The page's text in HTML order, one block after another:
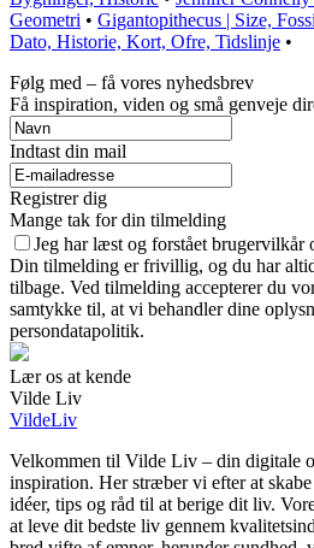
Geometri • Gigantopithecus | Size,
Dato, Historie, Kort, Ofre, Tidslinje •
Følg med – få vores nyhedsbrev
Få inspiration, viden og små genveje
Indtast din mail
Registrer dig
Mange tak for din tilmelding
Jeg har læst og forstået
Din tilmelding er frivillig, og du har
tilbage. Ved tilmelding accepterer du
samtykke til, at vi behandler dine
persondatapolitik.
Lær os at kende
Vilde Liv
VildeLiv
Velkommen til Vilde Liv – din digitale
inspiration. Her stræber vi efter at
idéer, tips og råd til at berige dit liv.
at leve dit bedste liv gennem